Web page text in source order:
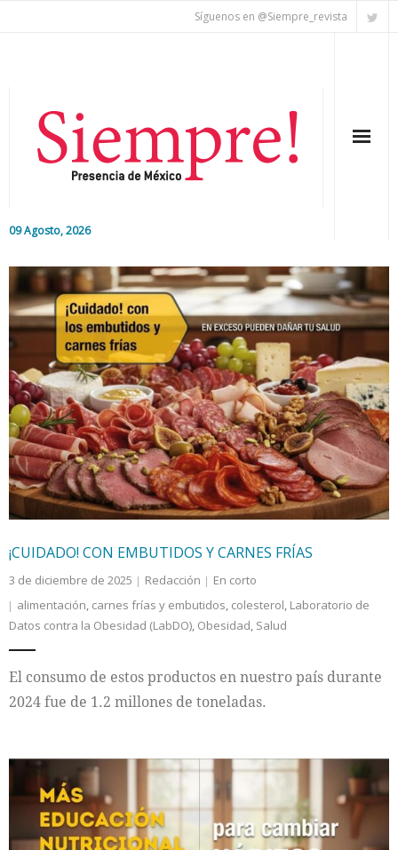
Síguenos en @Siempre_revista
09 Agosto, 2026
Editorial
Nacional
Colaboradores
Internacional
Cultura
¡CUIDADO! CON EMBUTIDOS Y CARNES FRÍAS
3 de diciembre de 2025 Redacción
En corto
alimentación, carnes frías y embutidos, colesterol, Laboratorio de
Datos contra la Obesidad (LabDO), Obesidad, Salud
El consumo de estos productos en nuestro país durante
2024 fue de 1.2 millones de toneladas.